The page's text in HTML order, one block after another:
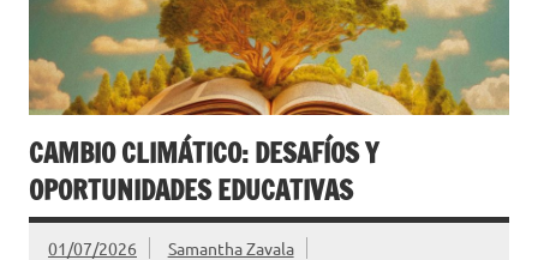
CAMBIO CLIMÁTICO: DESAFÍOS Y
OPORTUNIDADES EDUCATIVAS
01/07/2026 Samantha Zavala